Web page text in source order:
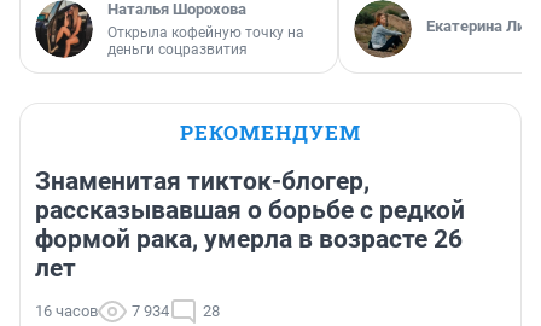
Наталья Шорохова
Открыла кофейную точку на
деньги соцразвития
Екатерина
РЕКОМЕНДУЕМ
Знаменитая тикток-блогер,
рассказывавшая о борьбе с редкой
формой рака, умерла в возрасте 26
лет
16 часов 7 934 28